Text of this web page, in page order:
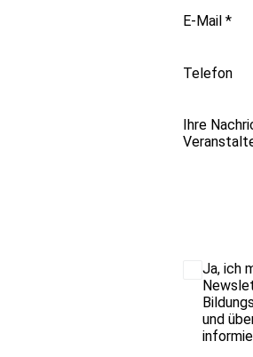
E-Mail *
Telefon
Ihre
Ja, ich
und